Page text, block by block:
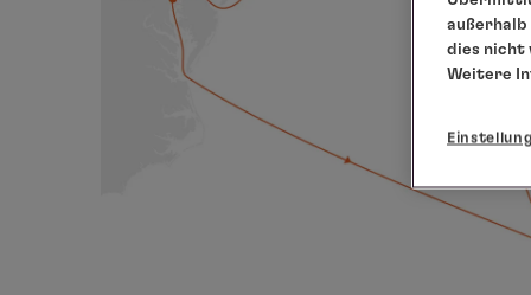
außerhalb
dies nicht
Weitere